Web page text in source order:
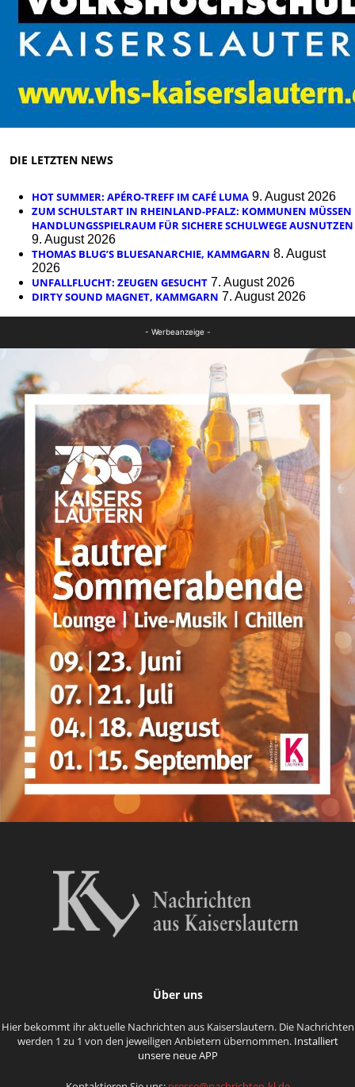
DIE LETZTEN NEWS
HOT SUMMER: APÉRO-TREFF IM CAFÉ LUMA 9. August 2026
ZUM SCHULSTART IN RHEINLAND-PFALZ: KOMMUNEN MÜSSEN
HANDLUNGSSPIELRAUM FÜR SICHERE SCHULWEGE AUSNUTZEN
9. August 2026
THOMAS BLUG’S BLUESANARCHIE, KAMMGARN 8. August
2026
UNFALLFLUCHT: ZEUGEN GESUCHT 7. August 2026
DIRTY SOUND MAGNET, KAMMGARN 7. August 2026
- Werbeanzeige -
Über uns
Hier bekommt ihr aktuelle Nachrichten aus Kaiserslautern. Die Nachrichten
werden 1 zu 1 von den jeweiligen Anbietern übernommen. Installiert
unsere neue APP